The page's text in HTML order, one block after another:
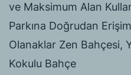
ve Maksimum Alan
Parkına Doğrudan
Olanaklar Zen Bahçesi,
Kokulu Bahçe